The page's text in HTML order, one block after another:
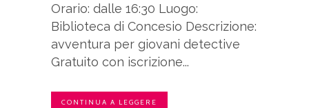
Orario: dalle 16:30 Luogo:
Biblioteca di Concesio Descrizione:
avventura per giovani detective
Gratuito con iscrizione...
CONTINUA A LEGGERE